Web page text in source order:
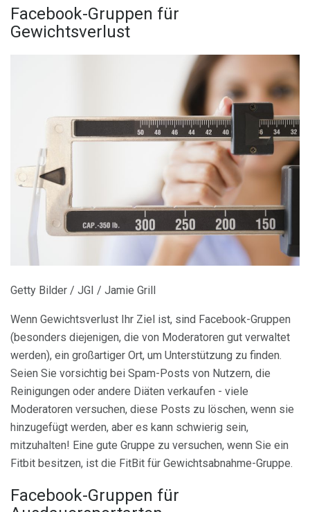
Facebook-Gruppen für
Gewichtsverlust
Getty Bilder / JGI / Jamie Grill
Wenn Gewichtsverlust Ihr Ziel ist, sind Facebook-Gruppen
(besonders diejenigen, die von Moderatoren gut verwaltet
werden), ein großartiger Ort, um Unterstützung zu finden.
Seien Sie vorsichtig bei Spam-Posts von Nutzern, die
Reinigungen oder andere Diäten verkaufen - viele
Moderatoren versuchen, diese Posts zu löschen, wenn sie
hinzugefügt werden, aber es kann schwierig sein,
mitzuhalten! Eine gute Gruppe zu versuchen, wenn Sie ein
Fitbit besitzen, ist die FitBit für Gewichtsabnahme-Gruppe.
Facebook-Gruppen für